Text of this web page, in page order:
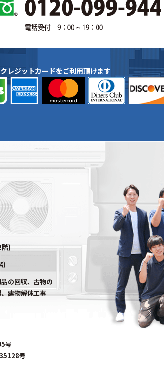
レジットカードをご利用頂けます
)
)
の回収、古物の
建物解体工事
号
号